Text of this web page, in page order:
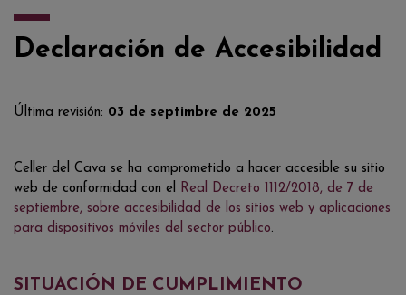
Declaración de Accesibilidad
Última revisión: 03 de septimbre de 2025
Celler del Cava se ha comprometido a hacer accesible su sitio
web de conformidad con el
Real Decreto 1112/2018, de 7 de
septiembre, sobre accesibilidad de los sitios web y aplicaciones
para dispositivos móviles del sector público.
SITUACIÓN DE CUMPLIMIENTO